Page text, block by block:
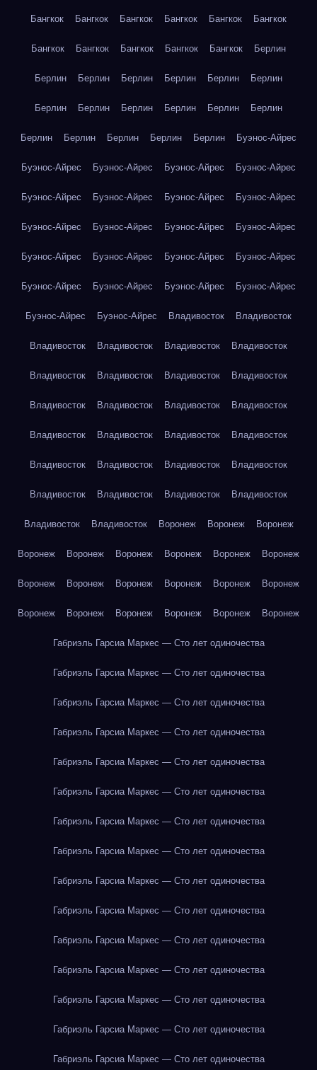
Бангкок Бангкок Бангкок Бангкок Бангкок Бангкок
Бангкок Бангкок Бангкок Бангкок Бангкок Берлин
Берлин Берлин Берлин Берлин Берлин Берлин
Берлин Берлин Берлин Берлин Берлин Берлин
Берлин Берлин Берлин Берлин Берлин Буэнос-Айрес
Буэнос-Айрес Буэнос-Айрес Буэнос-Айрес Буэнос-Айрес
Буэнос-Айрес Буэнос-Айрес Буэнос-Айрес Буэнос-Айрес
Буэнос-Айрес Буэнос-Айрес Буэнос-Айрес Буэнос-Айрес
Буэнос-Айрес Буэнос-Айрес Буэнос-Айрес Буэнос-Айрес
Буэнос-Айрес Буэнос-Айрес Буэнос-Айрес Буэнос-Айрес
Буэнос-Айрес Буэнос-Айрес Владивосток Владивосток
Владивосток Владивосток Владивосток Владивосток
Владивосток Владивосток Владивосток Владивосток
Владивосток Владивосток Владивосток Владивосток
Владивосток Владивосток Владивосток Владивосток
Владивосток Владивосток Владивосток Владивосток
Владивосток Владивосток Владивосток Владивосток
Владивосток Владивосток Воронеж Воронеж Воронеж
Воронеж Воронеж Воронеж Воронеж Воронеж Воронеж
Воронеж Воронеж Воронеж Воронеж Воронеж Воронеж
Воронеж Воронеж Воронеж Воронеж Воронеж Воронеж
Габриэль Гарсиа Маркес — Сто лет одиночества
Габриэль Гарсиа Маркес — Сто лет одиночества
Габриэль Гарсиа Маркес — Сто лет одиночества
Габриэль Гарсиа Маркес — Сто лет одиночества
Габриэль Гарсиа Маркес — Сто лет одиночества
Габриэль Гарсиа Маркес — Сто лет одиночества
Габриэль Гарсиа Маркес — Сто лет одиночества
Габриэль Гарсиа Маркес — Сто лет одиночества
Габриэль Гарсиа Маркес — Сто лет одиночества
Габриэль Гарсиа Маркес — Сто лет одиночества
Габриэль Гарсиа Маркес — Сто лет одиночества
Габриэль Гарсиа Маркес — Сто лет одиночества
Габриэль Гарсиа Маркес — Сто лет одиночества
Габриэль Гарсиа Маркес — Сто лет одиночества
Габриэль Гарсиа Маркес — Сто лет одиночества